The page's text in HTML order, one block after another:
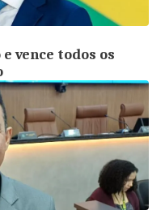
vence todos os